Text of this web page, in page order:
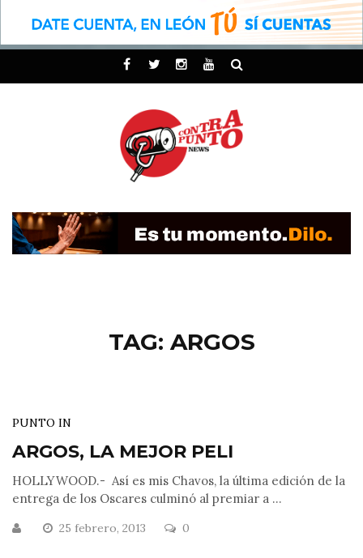
TAG: ARGOS
PUNTO IN
ARGOS, LA MEJOR PELI
HOLLYWOOD.- Así es mis Chavos, la última edición de la
entrega de los Oscares culminó al premiar a ...
25 febrero, 2013 0